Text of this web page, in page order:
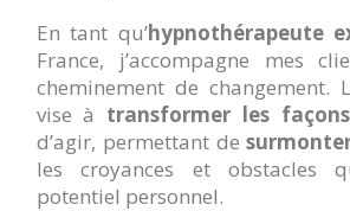
En tant qu’hypnothérapeute
France, j’accompagne mes
cheminement de changement.
vise à transformer les
d’agir, permettant de
les croyances et obstacles
potentiel personnel.